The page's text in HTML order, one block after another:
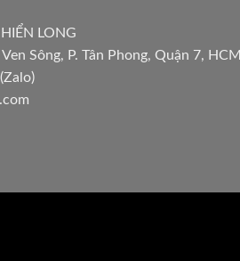
LONG
Sông, P. Tân Phong, Quận 7, HCM